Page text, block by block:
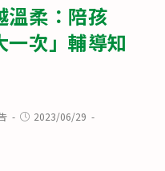
溫柔：陪孩
一次」輔導知
Post2023/06/29